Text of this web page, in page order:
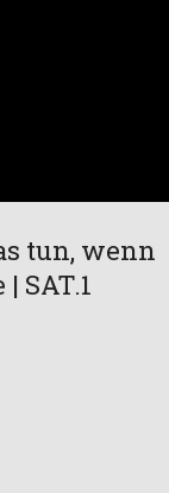
tun, wenn
SAT.1